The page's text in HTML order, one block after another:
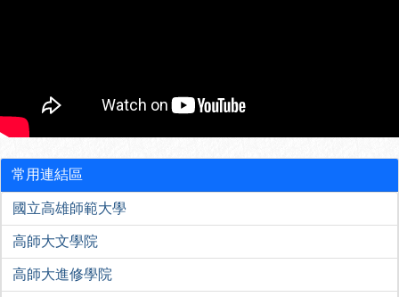
常用連結區
國立高雄師範大學
高師大文學院
高師大進修學院